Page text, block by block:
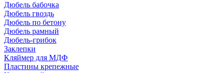
Дюбель бабочка
Дюбель гвоздь
Дюбель по бетону
Дюбель рамный
Дюбель-грибок
Заклепки
Кляймер для МДФ
Пластины крепежные